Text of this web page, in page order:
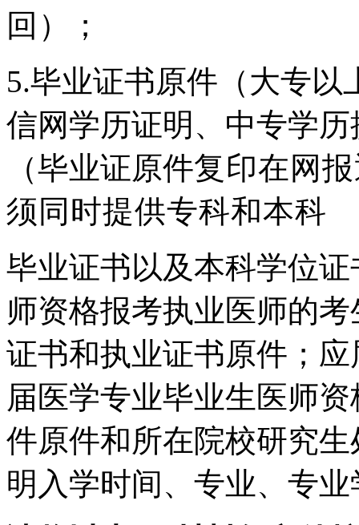
回 ）；
5.毕业证书原件（大专
信网学历证明、中专学
（毕业证原件复印在网
须同时提供专科和本科
毕业证书以及本科学位
师资格报考执业医师的
证书和执业证书原件；
届医学专业毕业生医师
件原件和所在院校研究
明入学时间、专业、专